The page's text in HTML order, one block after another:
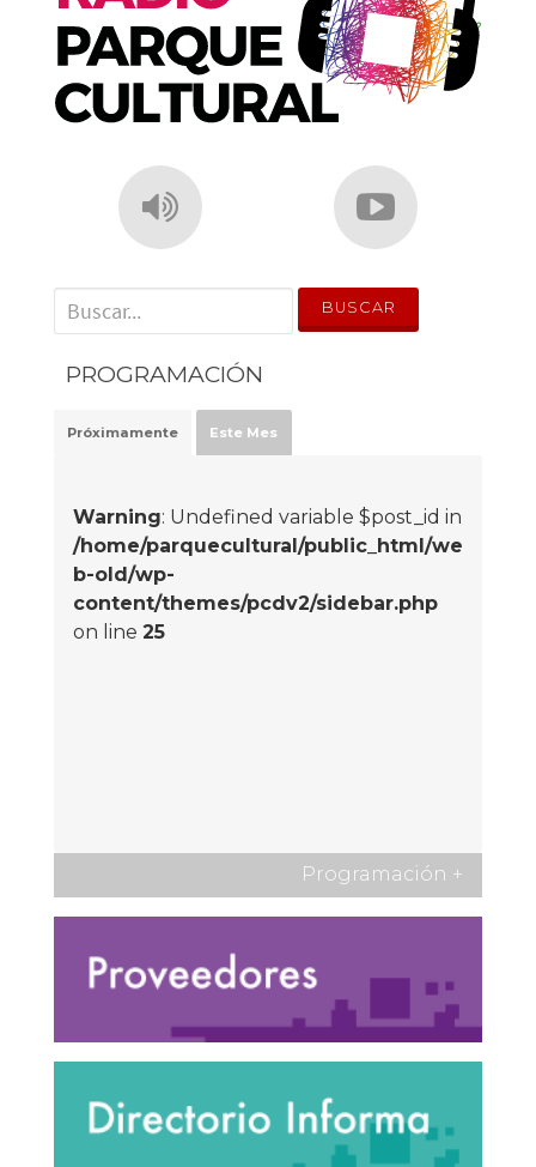
' . __('Search for:') . '
PROGRAMACIÓN
Próximamente Este Mes
Warning: Undefined variable $post_id in
/home/parquecultural/public_html/we
b-old/wp-
content/themes/pcdv2/sidebar.php
on line 25
Programación +